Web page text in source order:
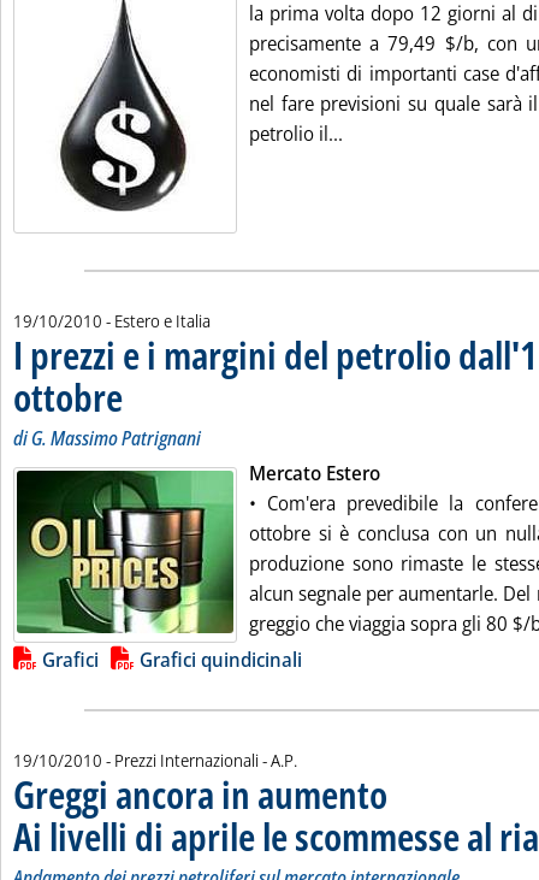
la prima volta dopo 12 giorni al
precisamente a 79,49 $/b, con
economisti di importanti case
nel fare previsioni su quale sarà
petrolio il...
19/10/2010 - Estero e Italia
I prezzi e i margini del petrolio
ottobre . Sottotitolo: di G. Massimo Patrignani
. Pubblicata martedì 19 ottobre 2010 alle 14.51.
di G. Massimo Patrignani
Mercato Estero
• Com'era prevedibile la
ottobre si è conclusa con un
produzione sono rimaste le
alcun segnale per aumentarle.
greggio che viaggia sopra gli 80
Lista allegati PDF alla notizia
Grafici Grafici quindicinali
19/10/2010 - Prezzi Internazionali -di:
A.P.
Greggi ancora in aumento
Ai livelli di aprile le scommesse al